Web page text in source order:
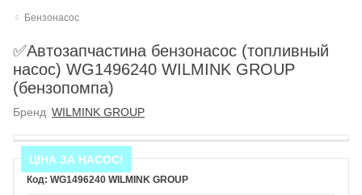
Бензонасос
✅Автозапчастина бензонасос (топливный
насос) WG1496240 WILMINK GROUP
(бензопомпа)
Бренд WILMINK GROUP
ЦІНА ЗА НАСОС!
WG1496240 WILMINK GROUP